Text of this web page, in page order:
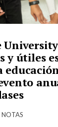
y útiles
NOTAS